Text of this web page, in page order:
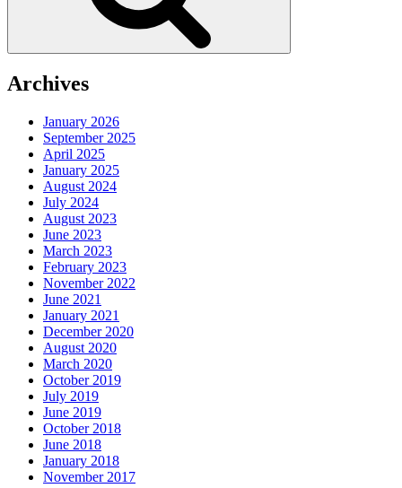
Archives
January 2026
September 2025
April 2025
January 2025
August 2024
July 2024
August 2023
June 2023
March 2023
February 2023
November 2022
June 2021
January 2021
December 2020
August 2020
March 2020
October 2019
July 2019
June 2019
October 2018
June 2018
January 2018
November 2017